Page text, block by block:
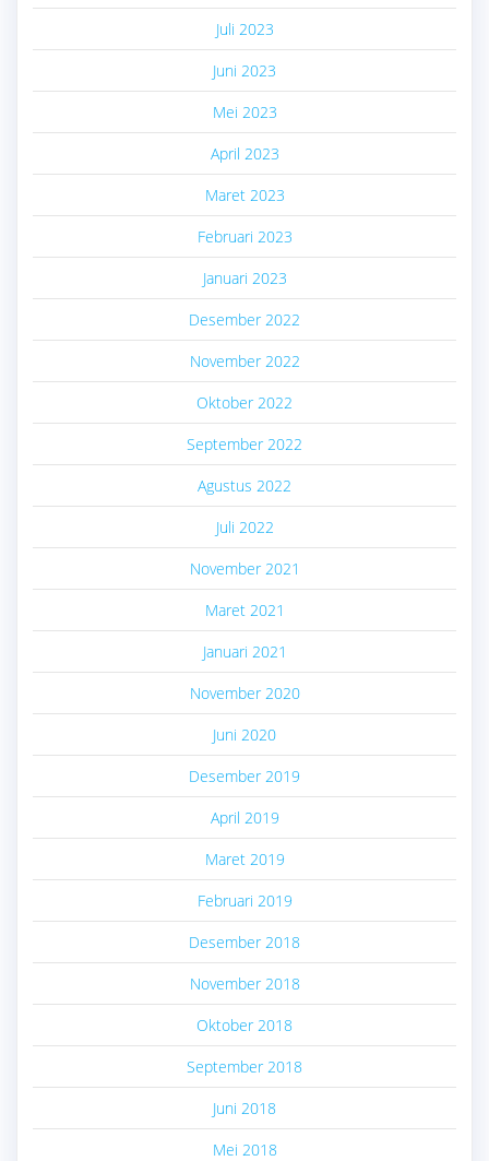
Juli 2023
Juni 2023
Mei 2023
April 2023
Maret 2023
Februari 2023
Januari 2023
Desember 2022
November 2022
Oktober 2022
September 2022
Agustus 2022
Juli 2022
November 2021
Maret 2021
Januari 2021
November 2020
Juni 2020
Desember 2019
April 2019
Maret 2019
Februari 2019
Desember 2018
November 2018
Oktober 2018
September 2018
Juni 2018
Mei 2018